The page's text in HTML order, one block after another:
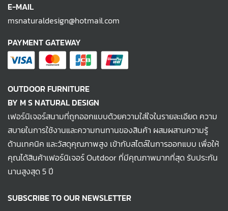
E-MAIL
msnaturaldesign@hotmail.com
PAYMENT GATEWAY
OUTDOOR FURNITURE
BY M S NATURAL DESIGN
เฟอร์นิเจอร์สนามที่ถูกออกแบบด้วยความใส่ใจในรายละเอียด ความ
สบายในการใช้งานและความทนทานของสินค้า ผสมผสานความรู้
ด้านเทคนิค และวัสดุคุณภาพสูง เข้ากับสไตล์ในการออกแบบ เพื่อให้
คุณได้สินค้าเฟอร์นิเจอร์ Outdoor ที่มีคุณภาพมากที่สุด รับประกัน
นานสูงสุด 5 ปี
SUBSCRIBE TO OUR NEWSLETTER